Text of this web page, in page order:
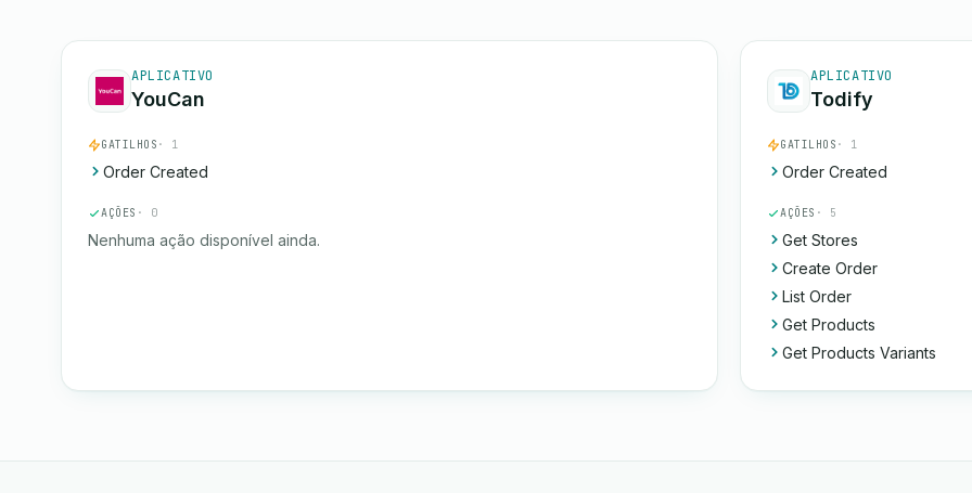
APLICATIVO
YouCan
GATILHOS · 1
Order Created
AÇÕES · 0
Nenhuma ação disponível ainda.
APLICATIVO
Todify
GATILHOS · 1
Order Created
AÇÕES · 5
Get Stores
Create Order
List Order
Get Products
Get Products Variants